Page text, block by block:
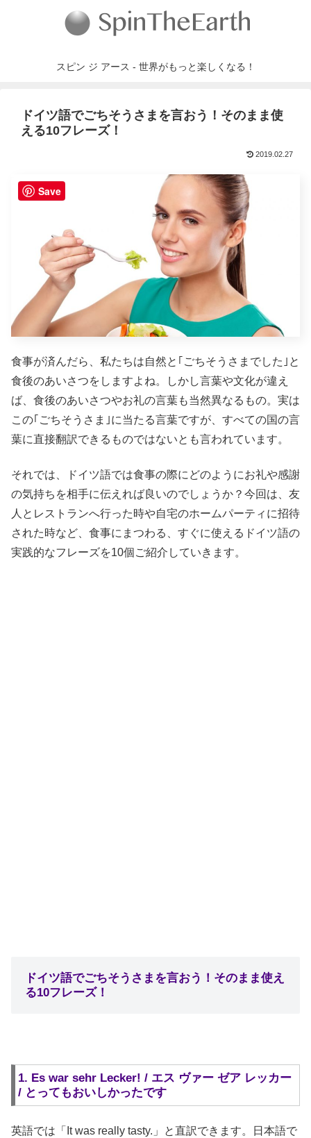
スピン ジ アース - 世界がもっと楽しくなる！
ドイツ語でごちそうさまを言おう！そのまま使
える10フレーズ！
2019.02.27
食事が済んだら、私たちは自然と｢ごちそうさまでした｣と
食後のあいさつをしますよね。しかし言葉や文化が違え
ば、食後のあいさつやお礼の言葉も当然異なるもの。実は
この｢ごちそうさま｣に当たる言葉ですが、すべての国の言
葉に直接翻訳できるものではないとも言われています。
それでは、ドイツ語では食事の際にどのようにお礼や感謝
の気持ちを相手に伝えれば良いのでしょうか？今回は、友
人とレストランへ行った時や自宅のホームパーティに招待
された時など、食事にまつわる、すぐに使えるドイツ語の
実践的なフレーズを10個ご紹介していきます。
ドイツ語でごちそうさまを言おう！そのまま使え
る10フレーズ！
1. Es war sehr Lecker! / エス ヴァー ゼア レッカー
/ とってもおいしかったです
英語では「It was really tasty.」と直訳できます。日本語で
Save